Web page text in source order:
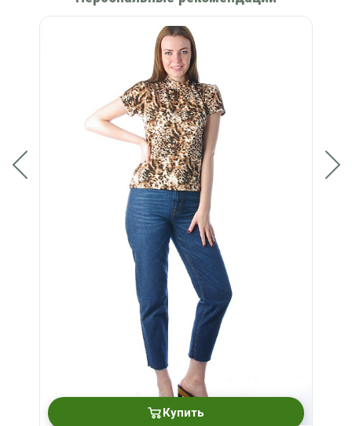
Купить